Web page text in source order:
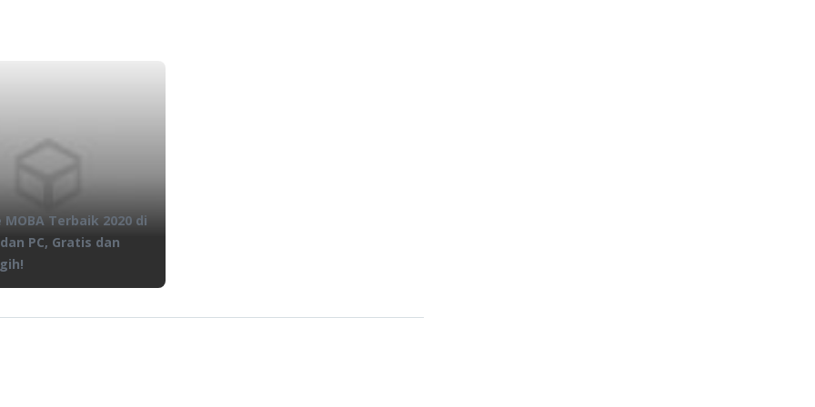
MOBA Terbaik 2020 di
PC, Gratis dan